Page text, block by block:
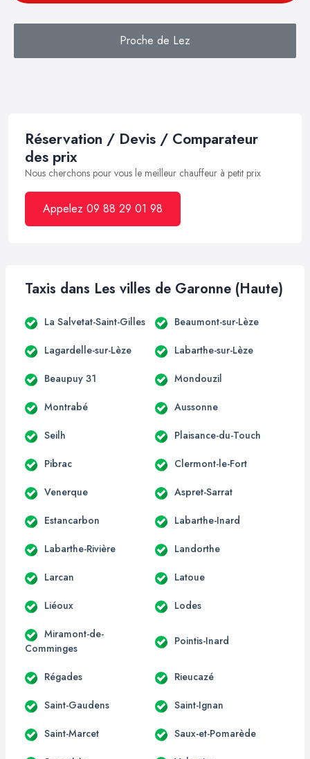
Proche de Lez
Réservation / Devis / Comparateur
des prix
Nous cherchons pour vous le meilleur chauffeur à petit prix
Appelez 09 88 29 01 98
Taxis dans Les villes de Garonne (Haute)
La Salvetat-Saint-Gilles Beaumont-sur-Lèze
Lagardelle-sur-Lèze Labarthe-sur-Lèze
Beaupuy 31 Mondouzil
Montrabé Aussonne
Seilh Plaisance-du-Touch
Pibrac Clermont-le-Fort
Venerque Aspret-Sarrat
Estancarbon Labarthe-Inard
Labarthe-Rivière Landorthe
Larcan Latoue
Liéoux Lodes
Miramont-de-
Comminges
Pointis-Inard
Régades Rieucazé
Saint-Gaudens Saint-Ignan
Saint-Marcet Saux-et-Pomarède